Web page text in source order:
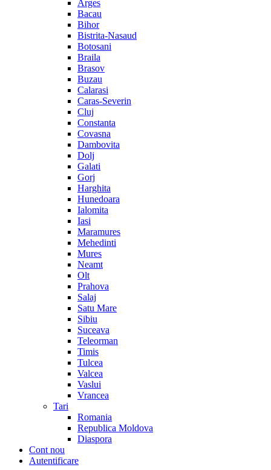
Arges
Bacau
Bihor
Bistrita-Nasaud
Botosani
Braila
Brasov
Buzau
Calarasi
Caras-Severin
Cluj
Constanta
Covasna
Dambovita
Dolj
Galati
Gorj
Harghita
Hunedoara
Ialomita
Iasi
Maramures
Mehedinti
Mures
Neamt
Olt
Prahova
Salaj
Satu Mare
Sibiu
Suceava
Teleorman
Timis
Tulcea
Valcea
Vaslui
Vrancea
Tari
Romania
Republica Moldova
Diaspora
Cont nou
Autentificare